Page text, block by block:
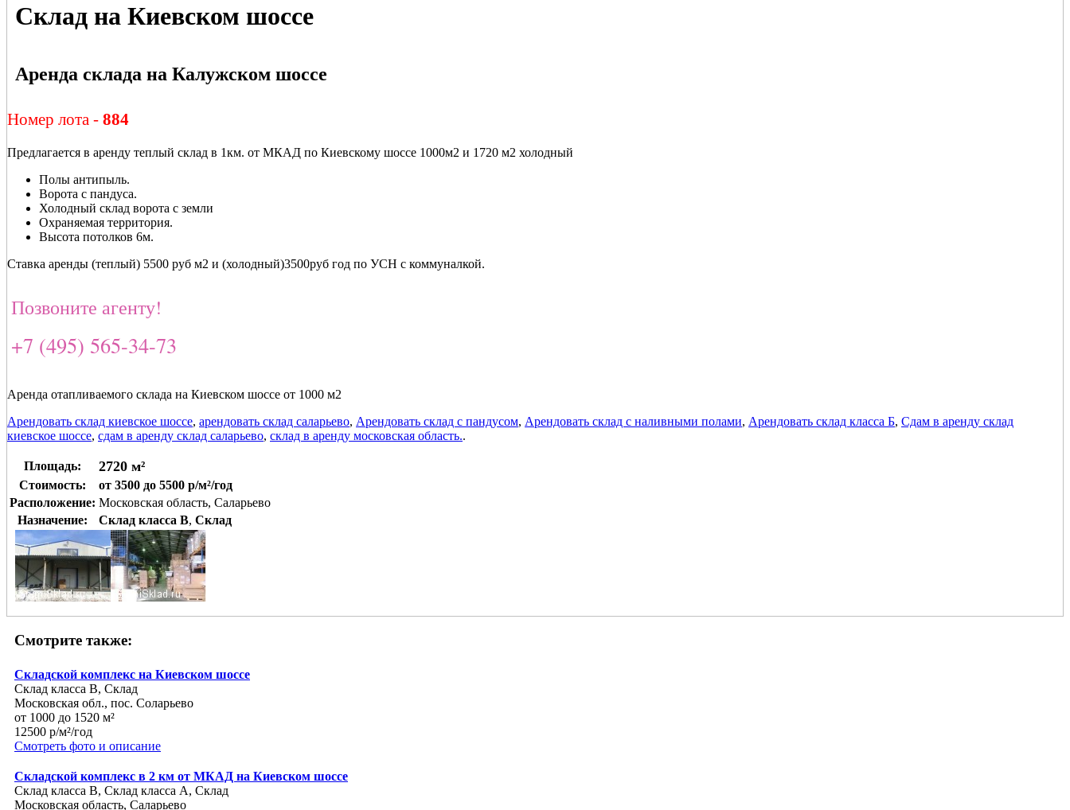
Склад на Киевском шоссе
Аренда склада на Калужском шоссе
Номер лота - 884
Предлагается в аренду теплый склад в 1км. от МКАД по Киевскому шоссе 1000м2 и 1720 м2 холодный
Полы антипыль.
Ворота с пандуса.
Холодный склад ворота с земли
Охраняемая территория.
Высота потолков 6м.
Ставка аренды (теплый) 5500 руб м2 и (холодный)3500руб год по УСН с коммуналкой.
Позвоните агенту!
+7 (495) 565-34-73
Аренда отапливаемого склада на Киевском шоссе от 1000 м2
Арендовать склад киевское шоссе, арендовать склад саларьево, Арендовать склад с пандусом, Арендовать склад с наливными полами, Арендовать склад класса Б, Сдам в аренду склад
киевское шоссе, сдам в аренду склад саларьево, склад в аренду московская область..
Площадь: 2720 м²
Стоимость:
от 3500 до 5500 р/м²/год
Расположение: Московская область, Саларьево
Назначение:
Склад класса B, Склад
Смотрите также:
Складской комплекс на Киевском шоссе
Склад класса B, Склад
Московская обл., пос. Соларьево
от 1000 до 1520 м²
12500 р/м²/год
Смотреть фото и описание
Складской комплекс в 2 км от МКАД на Киевском шоссе
Склад класса B, Склад класса A, Склад
Московская область, Саларьево